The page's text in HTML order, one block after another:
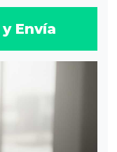
Envía